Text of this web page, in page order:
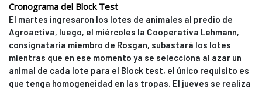
Cronograma del Block Test
El martes ingresaron los lotes de animales al predio de
Agroactiva, luego, el miércoles la Cooperativa Lehmann,
consignataria miembro de Rosgan, subastará los lotes
mientras que en ese momento ya se selecciona al azar un
animal de cada lote para el Block test, el único requisito es
que tenga homogeneidad en las tropas. El jueves se realiza